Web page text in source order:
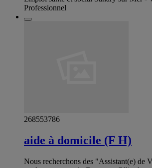
Professionnel
268553786
aide à domicile (F H)
Nous recherchons des "Assistant(e) de